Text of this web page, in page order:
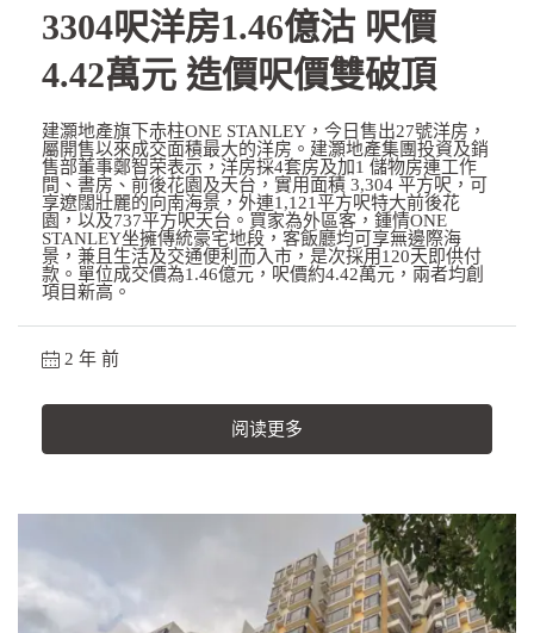
3304呎洋房1.46億沽 呎價
4.42萬元 造價呎價雙破頂
建灝地產旗下赤柱ONE STANLEY，今日售出27號洋房，
屬開售以來成交面積最大的洋房。建灝地產集團投資及銷
售部董事鄭智荣表示，洋房採4套房及加1 儲物房連工作
間、書房、前後花園及天台，實用面積 3,304 平方呎，可
享遼闊壯麗的向南海景，外連1,121平方呎特大前後花
園，以及737平方呎天台。買家為外區客，鍾情ONE
STANLEY坐擁傳統豪宅地段，客飯廳均可享無邊際海
景，兼且生活及交通便利而入市，是次採用120天即供付
款。單位成交價為1.46億元，呎價約4.42萬元，兩者均創
項目新高。
2 年 前
阅读更多